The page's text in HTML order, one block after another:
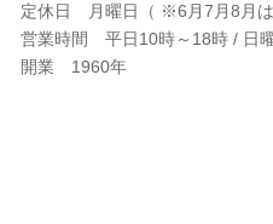
定休日 月曜日（ ※6月7月8月は
営業時間 平日10時～18時 / 日
開業 1960年